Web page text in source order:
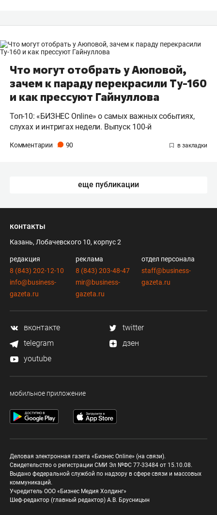
Что могут отобрать у Аюповой,
зачем к параду перекрасили Ту-160
и как прессуют Гайнуллова
Топ-10: «БИЗНЕС Online» о самых важных событиях,
слухах и интригах недели. Выпуск 100-й
Комментарии 90
еще публикации
контакты
Казань, Лобачевского 10, корпус 2
редакция
8 (843) 202-12-10
info@business-
gazeta.ru
реклама
8 (843) 203-48-47
mir@business-
gazeta.ru
отдел персонала
staff@business-
gazeta.ru
вконтакте
twitter
telegram
дзен
youtube
мобильное приложение
Деловая электронная газета «Бизнес Online» (на связи).
Свидетельство о регистрации СМИ Эл №ФС 77-33484 от 15.10.08.
Выдано федеральной службой по надзору в сфере связи и массовых
коммуникаций.
Учредитель ООО «Бизнес Медия Холдинг»
Шеф-редактор (главный редактор) А.В. Брусницын